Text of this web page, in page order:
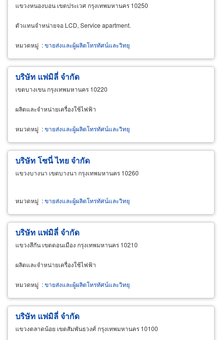
แขวงหนองบอน เขตประเวศ กรุงเทพมหานคร 10250
ตัวแทนจำหน่ายจอ LCD, Service apartment.
หมวดหมู่ :ขายส่งและผู้ผลิตโทรทัศน์และวิทยุ
บริษัท แฟมิลี่ จำกัด
เขตบางเขน กรุงเทพมหานคร 10220
ผลิตและจำหน่ายเครื่องใช้ไฟฟ้า
หมวดหมู่ :ขายส่งและผู้ผลิตโทรทัศน์และวิทยุ
บริษัท โซนี่ ไทย จำกัด
แขวงบางนา เขตบางนา กรุงเทพมหานคร 10260
หมวดหมู่ :ขายส่งและผู้ผลิตโทรทัศน์และวิทยุ
บริษัท แฟมิลี่ จำกัด
แขวงสีกัน เขตดอนเมือง กรุงเทพมหานคร 10210
ผลิตและจำหน่ายเครื่องใช้ไฟฟ้า
หมวดหมู่ :ขายส่งและผู้ผลิตโทรทัศน์และวิทยุ
บริษัท แฟมิลี่ จำกัด
แขวงตลาดน้อย เขตสัมพันธวงศ์ กรุงเทพมหานคร 10100